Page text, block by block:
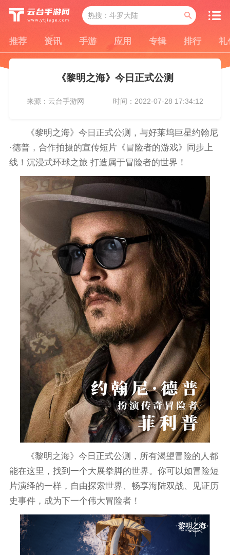
推荐 资讯 手游 应用 专辑 排行 礼
《黎明之海》今日正式公测
来源：云台手游网 时间：2022-07-28 17:34:12
《黎明之海》今日正式公测，与好莱坞巨星约翰尼
·德普，合作拍摄的宣传短片《冒险者的游戏》同步上
线！沉浸式环球之旅 打造属于冒险者的世界！
《黎明之海》今日正式公测，所有渴望冒险的人都
能在这里，找到一个大展拳脚的世界。你可以如冒险短
片演绎的一样，自由探索世界、畅享海陆双战、见证历
史事件，成为下一个伟大冒险者！